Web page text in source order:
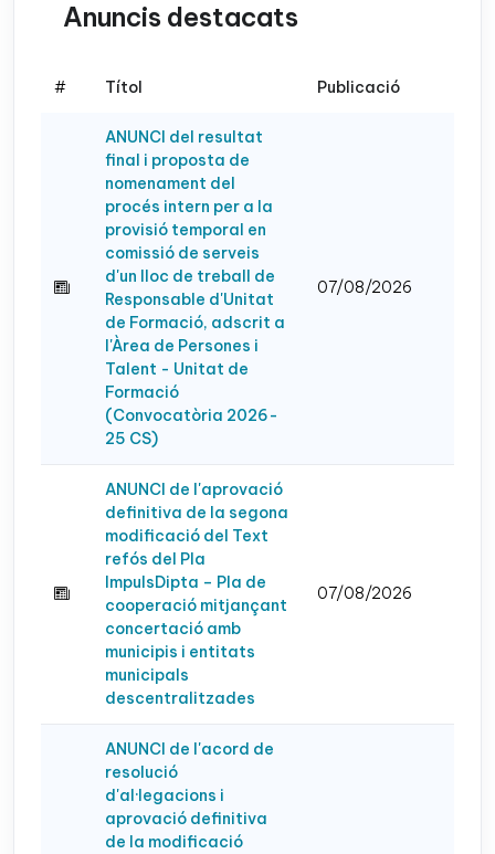
Anuncis destacats
# Títol Publicació
ANUNCI del resultat
final i proposta de
nomenament del
procés intern per a la
provisió temporal en
comissió de serveis
d'un lloc de treball de
Responsable d'Unitat
de Formació, adscrit a
l'Àrea de Persones i
Talent - Unitat de
Formació
(Convocatòria 2026-
25 CS)
07/08/2026
ANUNCI de l'aprovació
definitiva de la segona
modificació del Text
refós del Pla
ImpulsDipta – Pla de
cooperació mitjançant
concertació amb
municipis i entitats
municipals
descentralitzades
07/08/2026
ANUNCI de l'acord de
resolució
d'al·legacions i
aprovació definitiva
de la modificació